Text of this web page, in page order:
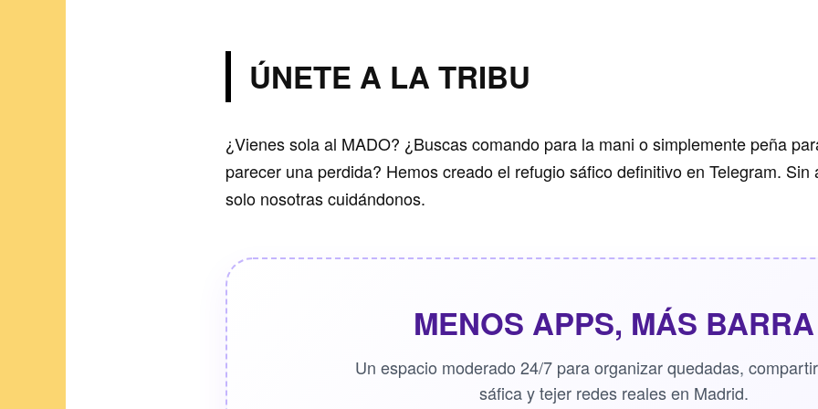
ÚNETE A LA TRIBU
¿Vienes sola al MADO? ¿Buscas comando para la mani o simplemente peña
parecer una perdida? Hemos creado el refugio sáfico definitivo en Telegram.
solo nosotras cuidándonos.
MENOS APPS, MÁS BARRA
Un espacio moderado 24/7 para organizar quedadas,
sáfica y tejer redes reales en Madrid.